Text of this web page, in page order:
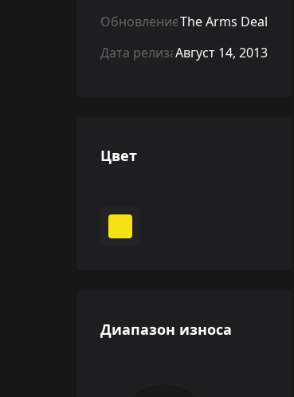
Обновление:The Arms Deal
Дата релиза:Август 14, 2013
Цвет
Диапазон износа